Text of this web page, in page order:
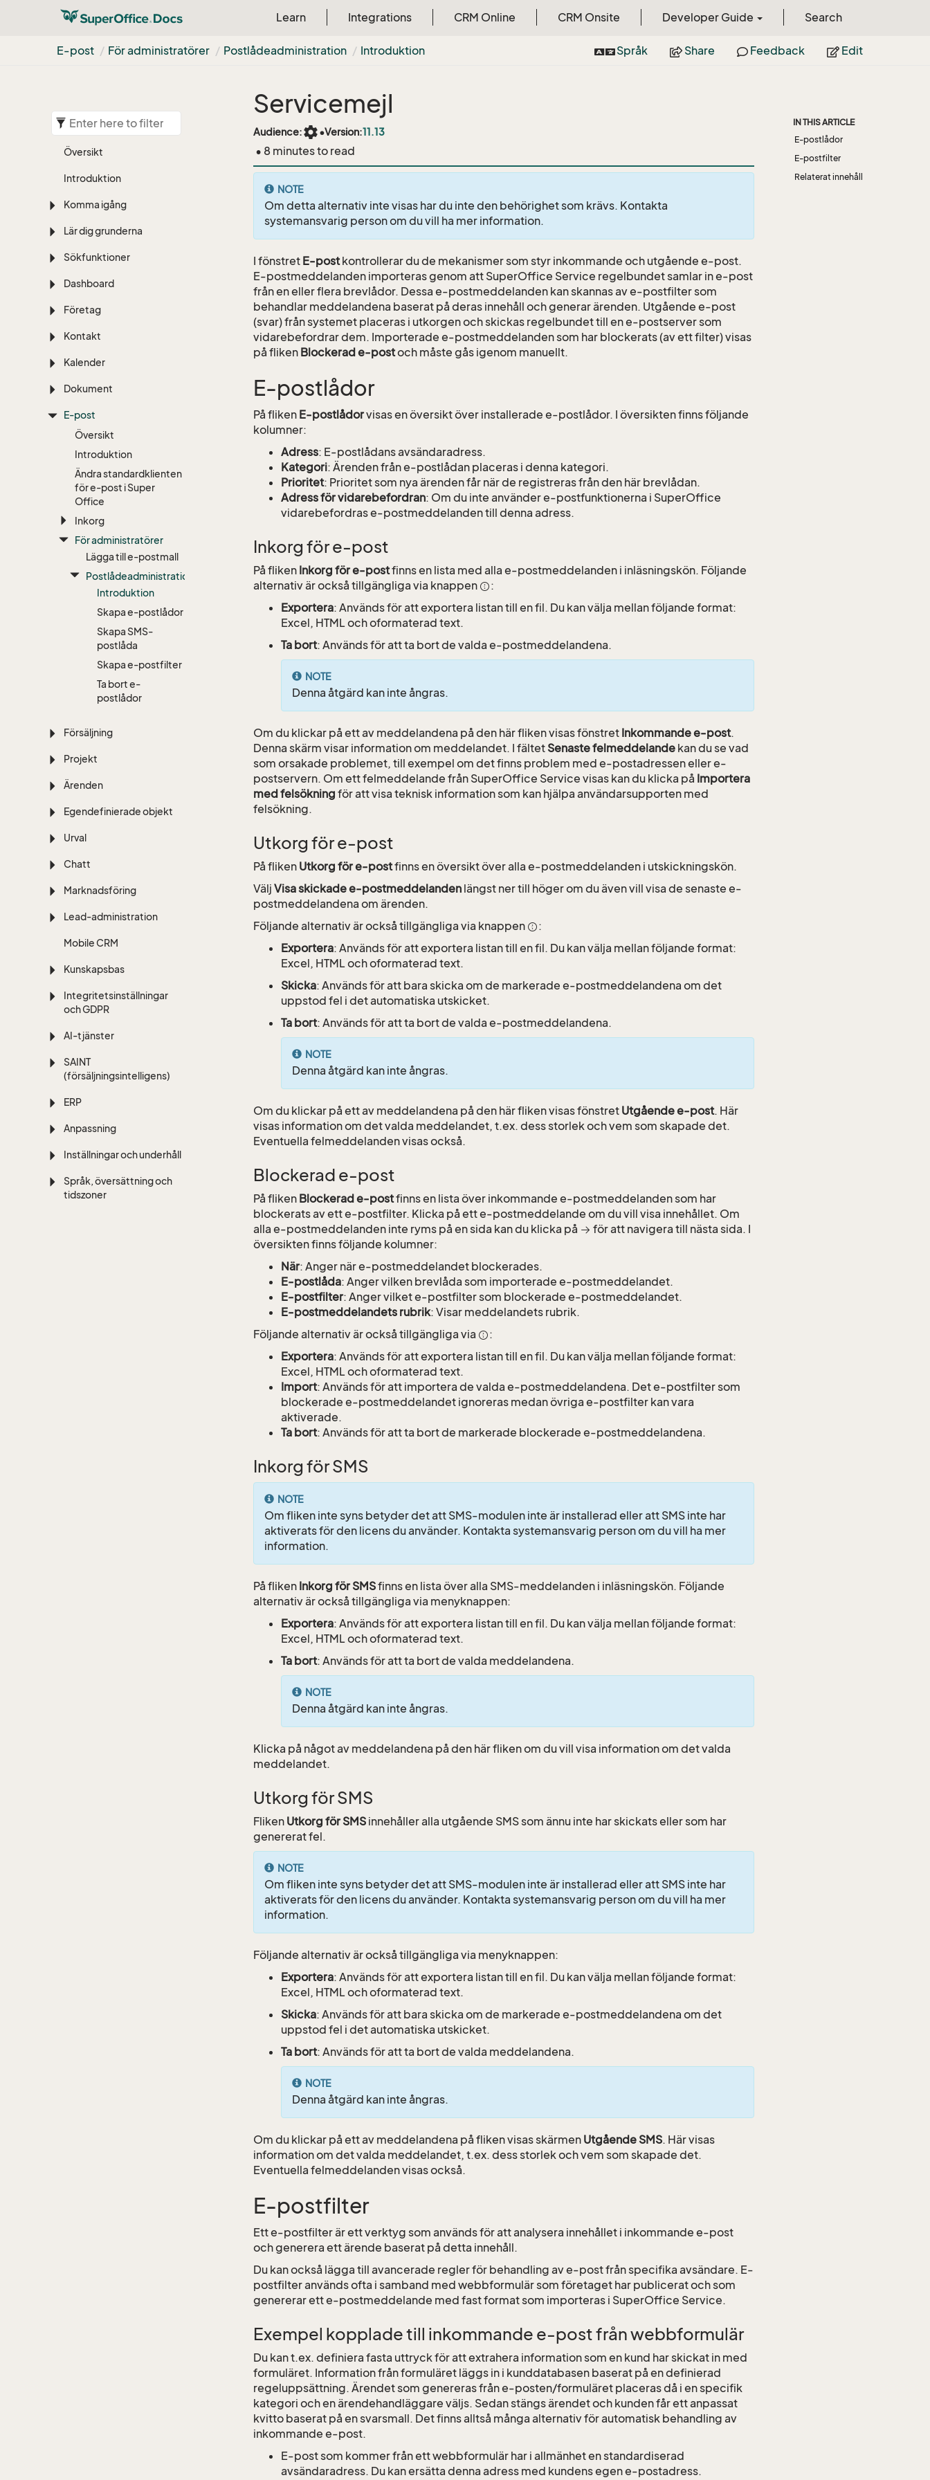
Learn Integrations CRM Online CRM Onsite Developer Guide Search
E-post För administratörer Postlådeadministration Introduktion Språk Share Feedback Edit
Översikt
Introduktion
Komma igång
Lär dig grunderna
Sökfunktioner
Dashboard
Företag
Kontakt
Kalender
Dokument
E-post
Översikt
Introduktion
Ändra standardklienten
för e-post i Super
Office
Inkorg
För administratörer
Lägga till e-postmall
Postlådeadministration
Introduktion
Skapa e-postlådor
Skapa SMS-
postlåda
Skapa e-postfilter
Ta bort e-
postlådor
Försäljning
Projekt
Ärenden
Egendefinierade objekt
Urval
Chatt
Marknadsföring
Lead-administration
Mobile CRM
Kunskapsbas
Integritetsinställningar
och GDPR
AI-tjänster
SAINT
(försäljningsintelligens)
ERP
Anpassning
Inställningar och underhåll
Språk, översättning och
tidszoner
Servicemejl
Audience:settings•Version:11.13
• 8 minutes to read
NOTE
Om detta alternativ inte visas har du inte den behörighet som krävs. Kontakta
systemansvarig person om du vill ha mer information.
I fönstret E-postkontrollerar du de mekanismer som styr inkommande och utgående e-post.
E-postmeddelanden importeras genom att SuperOffice Service regelbundet samlar in e-post
från en eller flera brevlådor. Dessa e-postmeddelanden kan skannas av e-postfilter som
behandlar meddelandena baserat på deras innehåll och generar ärenden. Utgående e-post
(svar) från systemet placeras i utkorgen och skickas regelbundet till en e-postserver som
vidarebefordrar dem. Importerade e-postmeddelanden som har blockerats (av ett filter) visas
på fliken Blockerad e-postoch måste gås igenom manuellt.
E-postlådor
På fliken E-postlådorvisas en översikt över installerade e-postlådor. I översikten finns följande
kolumner:
Adress: E-postlådans avsändaradress.
Kategori: Ärenden från e-postlådan placeras i denna kategori.
Prioritet: Prioritet som nya ärenden får när de registreras från den här brevlådan.
Adress för vidarebefordran: Om du inte använder e-postfunktionerna i SuperOffice
vidarebefordras e-postmeddelanden till denna adress.
Inkorg för e-post
På fliken Inkorg för e-postfinns en lista med alla e-postmeddelanden i inläsningskön. Följande
alternativ är också tillgängliga via knappen
:
Exportera: Används för att exportera listan till en fil. Du kan välja mellan följande format:
Excel, HTML och oformaterad text.
Ta bort: Används för att ta bort de valda e-postmeddelandena.
NOTE
Denna åtgärd kan inte ångras.
Om du klickar på ett av meddelandena på den här fliken visas fönstret Inkommande e-post.
Denna skärm visar information om meddelandet. I fältet Senaste felmeddelande kan du se vad
som orsakade problemet, till exempel om det finns problem med e-postadressen eller e-
postservern. Om ett felmeddelande från SuperOffice Service visas kan du klicka på Importera
med felsökning för att visa teknisk information som kan hjälpa användarsupporten med
felsökning.
Utkorg för e-post
På fliken Utkorg för e-postfinns en översikt över alla e-postmeddelanden i utskickningskön.
Välj Visa skickade e-postmeddelanden längst ner till höger om du även vill visa de senaste e-
postmeddelandena om ärenden.
Följande alternativ är också tillgängliga via knappen
:
Exportera: Används för att exportera listan till en fil. Du kan välja mellan följande format:
Excel, HTML och oformaterad text.
Skicka: Används för att bara skicka om de markerade e-postmeddelandena om det
uppstod fel i det automatiska utskicket.
Ta bort: Används för att ta bort de valda e-postmeddelandena.
NOTE
Denna åtgärd kan inte ångras.
Om du klickar på ett av meddelandena på den här fliken visas fönstret Utgående e-post. Här
visas information om det valda meddelandet, t.ex. dess storlek och vem som skapade det.
Eventuella felmeddelanden visas också.
Blockerad e-post
På fliken Blockerad e-postfinns en lista över inkommande e-postmeddelanden som har
blockerats av ett e-postfilter. Klicka på ett e-postmeddelande om du vill visa innehållet. Om
alla e-postmeddelanden inte ryms på en sida kan du klicka på
för att navigera till nästa sida. I
översikten finns följande kolumner:
När: Anger när e-postmeddelandet blockerades.
E-postlåda: Anger vilken brevlåda som importerade e-postmeddelandet.
E-postfilter: Anger vilket e-postfilter som blockerade e-postmeddelandet.
E-postmeddelandets rubrik: Visar meddelandets rubrik.
Följande alternativ är också tillgängliga via
:
Exportera: Används för att exportera listan till en fil. Du kan välja mellan följande format:
Excel, HTML och oformaterad text.
Import: Används för att importera de valda e-postmeddelandena. Det e-postfilter som
blockerade e-postmeddelandet ignoreras medan övriga e-postfilter kan vara
aktiverade.
Ta bort: Används för att ta bort de markerade blockerade e-postmeddelandena.
Inkorg för SMS
NOTE
Om fliken inte syns betyder det att SMS-modulen inte är installerad eller att SMS inte har
aktiverats för den licens du använder. Kontakta systemansvarig person om du vill ha mer
information.
På fliken Inkorg för SMSfinns en lista över alla SMS-meddelanden i inläsningskön. Följande
alternativ är också tillgängliga via menyknappen:
Exportera: Används för att exportera listan till en fil. Du kan välja mellan följande format:
Excel, HTML och oformaterad text.
Ta bort: Används för att ta bort de valda meddelandena.
NOTE
Denna åtgärd kan inte ångras.
Klicka på något av meddelandena på den här fliken om du vill visa information om det valda
meddelandet.
Utkorg för SMS
Fliken Utkorg för SMS innehåller alla utgående SMS som ännu inte har skickats eller som har
genererat fel.
NOTE
Om fliken inte syns betyder det att SMS-modulen inte är installerad eller att SMS inte har
aktiverats för den licens du använder. Kontakta systemansvarig person om du vill ha mer
information.
Följande alternativ är också tillgängliga via menyknappen:
Exportera: Används för att exportera listan till en fil. Du kan välja mellan följande format:
Excel, HTML och oformaterad text.
Skicka: Används för att bara skicka om de markerade e-postmeddelandena om det
uppstod fel i det automatiska utskicket.
Ta bort: Används för att ta bort de valda meddelandena.
NOTE
Denna åtgärd kan inte ångras.
Om du klickar på ett av meddelandena på fliken visas skärmen Utgående SMS. Här visas
information om det valda meddelandet, t.ex. dess storlek och vem som skapade det.
Eventuella felmeddelanden visas också.
E-postfilter
Ett e-postfilter är ett verktyg som används för att analysera innehållet i inkommande e-post
och generera ett ärende baserat på detta innehåll.
Du kan också lägga till avancerade regler för behandling av e-post från specifika avsändare. E-
postfilter används ofta i samband med webbformulär som företaget har publicerat och som
genererar ett e-postmeddelande med fast format som importeras i SuperOffice Service.
Exempel kopplade till inkommande e-post från webbformulär
Du kan t.ex. definiera fasta uttryck för att extrahera information som en kund har skickat in med
formuläret. Information från formuläret läggs in i kunddatabasen baserat på en definierad
regeluppsättning. Ärendet som genereras från e-posten/formuläret placeras då i en specifik
kategori och en ärendehandläggare väljs. Sedan stängs ärendet och kunden får ett anpassat
kvitto baserat på en svarsmall. Det finns alltså många alternativ för automatisk behandling av
inkommande e-post.
E-post som kommer från ett webbformulär har i allmänhet en standardiserad
avsändaradress. Du kan ersätta denna adress med kundens egen e-postadress.
IN THIS ARTICLE
E-postlådor
E-postfilter
Relaterat innehåll